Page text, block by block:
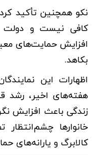
نکو همچنین تأکید
کافی نیست و دولت
افزایش حمایت‌های
بکاهد.
اظهارات این
هفته‌های اخیر، رشد
زندگی باعث افزایش
خانوارها
کالابرگ و یارانه‌های